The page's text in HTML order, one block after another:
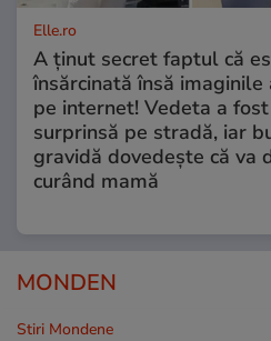
Elle.ro
A ținut secret faptul că
însărcinată însă imaginile
pe internet! Vedeta a fost
surprinsă pe stradă, iar
gravidă dovedește că va
curând mamă
MONDEN
Stiri Mondene